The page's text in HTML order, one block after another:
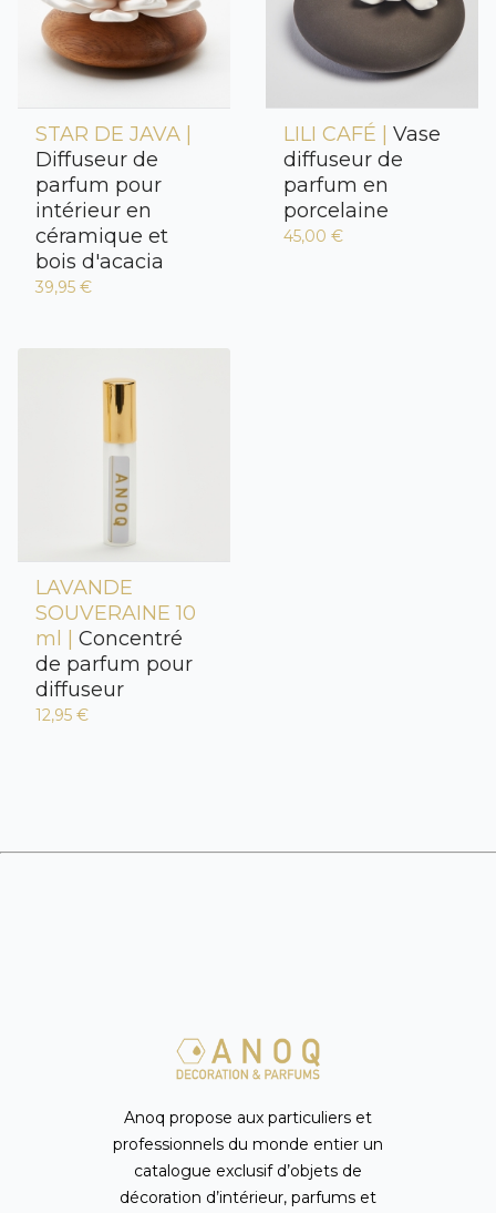
STAR DE JAVA |
Diffuseur de
parfum pour
intérieur en
céramique et
bois d'acacia
39,95 €
LILI CAFÉ | Vase
diffuseur de
parfum en
porcelaine
45,00 €
LAVANDE
SOUVERAINE 10
ml | Concentré
de parfum pour
diffuseur
12,95 €
Anoq propose aux particuliers et
professionnels du monde entier un
catalogue exclusif d’objets de
décoration d’intérieur, parfums et